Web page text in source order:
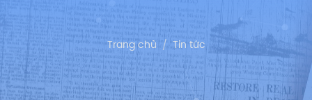
Trang chủ Tin tức